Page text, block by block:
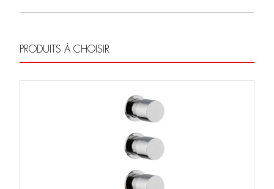
PRODUITS À CHOISIR